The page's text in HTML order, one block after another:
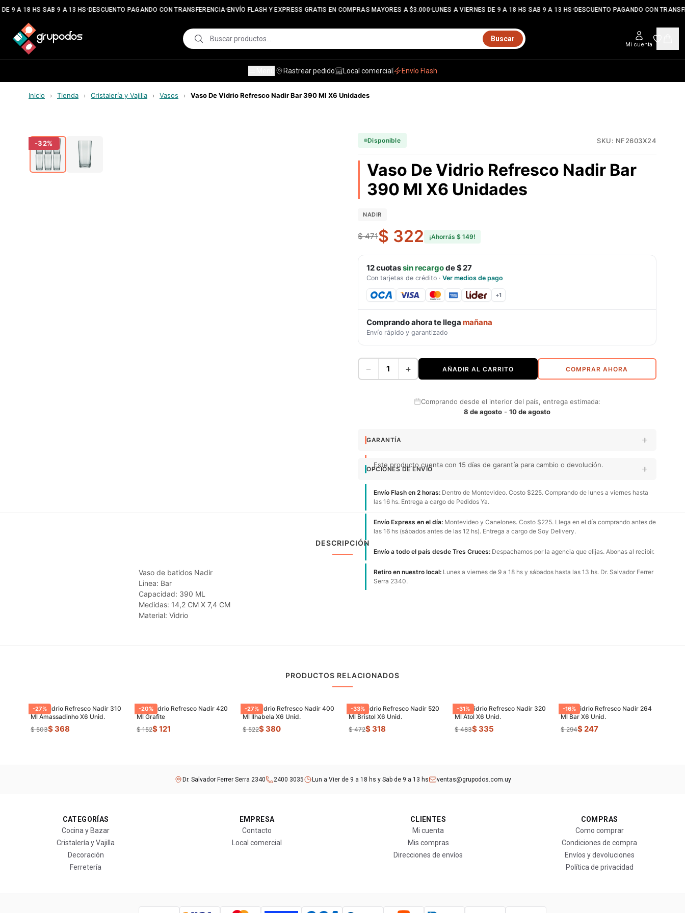
9 A 18 HS SAB 9 A 13 HS•DESCUENTO PAGANDO CON TRANSFERENCIA•ENVÍO FLASH Y EXPRESS GRATIS EN COMPRAS MAYORES A $3.000•LUNES A VIERNES DE 9 A 18 HS SAB 9 A 13 HS•DESCUENTO PAGANDO CON
Buscar
Mi cuenta
Rastrear pedido Local comercial Envío Flash
Inicio › Tienda › Cristalería y Vajilla › Vasos › Vaso De Vidrio Refresco Nadir Bar 390 Ml X6 Unidades
-32% Disponible SKU: NF2603X24
Vaso De Vidrio Refresco Nadir Bar
390 Ml X6 Unidades
NADIR
$ 471$ 322 ¡Ahorrás $ 149!
12cuotassin recargode$ 27
Con tarjetas de crédito · Ver medios de pago
+1
Comprando ahora te llega mañana
Envío rápido y garantizado
− + AÑADIR AL CARRITO COMPRAR AHORA
Comprando desde el interior del país, entrega estimada:
8 de agosto - 10 de agosto
GARANTÍA
Este producto cuenta con 15 días de garantía para cambio o devolución.
OPCIONES DE ENVÍO
Envío Flash en 2 horas: Dentro de Montevideo. Costo $225. Comprando de lunes a viernes hasta
las 16 hs. Entrega a cargo de Pedidos Ya.
Envío Express en el día: Montevideo y Canelones. Costo $225. Llega en el día comprando antes de
las 16 hs (sábados antes de las 12 hs). Entrega a cargo de Soy Delivery.
Envío a todo el país desde Tres Cruces: Despachamos por la agencia que elijas. Abonas al recibir.
Retiro en nuestro local: Lunes a viernes de 9 a 18 hs y sábados hasta las 13 hs. Dr. Salvador Ferrer
Serra 2340.
DESCRIPCIÓN
Vaso de batidos Nadir
Linea: Bar
Capacidad: 390 ML
Medidas: 14,2 CM X 7,4 CM
Material: Vidrio
PRODUCTOS RELACIONADOS
-27%
Vaso Vidrio Refresco Nadir 310
Ml Amassadinho X6 Unid.
$ 503$ 368
-20%
Vaso Vidrio Refresco Nadir 420
Ml Grafite
$ 152$ 121
-27%
Vaso Vidrio Refresco Nadir 400
Ml Ilhabela X6 Unid.
$ 522$ 380
-33%
Vaso Vidrio Refresco Nadir 520
Ml Bristol X6 Unid.
$ 472$ 318
-31%
Vaso Vidrio Refresco Nadir 320
Ml Atol X6 Unid.
$ 483$ 335
-16%
Vaso Vidrio Refresco Nadir 264
Ml Bar X6 Unid.
$ 294$ 247
Dr. Salvador Ferrer Serra 2340 2400 3035 Lun a Vier de 9 a 18 hs y Sab de 9 a 13 hs ventas@grupodos.com.uy
CATEGORÍAS
Cocina y Bazar
Cristalería y Vajilla
Decoración
Ferretería
EMPRESA
Contacto
Local comercial
CLIENTES
Mi cuenta
Mis compras
Direcciones de envíos
COMPRAS
Como comprar
Condiciones de compra
Envíos y devoluciones
Política de privacidad